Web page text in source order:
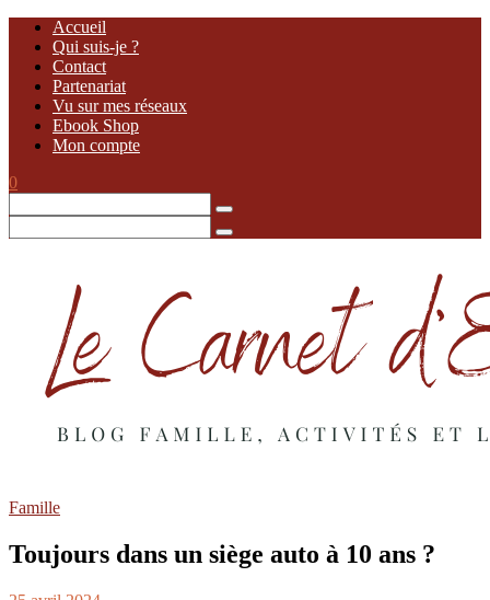
Accueil
Qui suis-je ?
Contact
Partenariat
Vu sur mes réseaux
Ebook Shop
Mon compte
0
Famille
Toujours dans un siège auto à 10 ans ?